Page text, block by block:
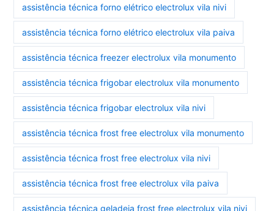
assistência técnica forno elétrico electrolux vila nivi
assistência técnica forno elétrico electrolux vila paiva
assistência técnica freezer electrolux vila monumento
assistência técnica frigobar electrolux vila monumento
assistência técnica frigobar electrolux vila nivi
assistência técnica frost free electrolux vila monumento
assistência técnica frost free electrolux vila nivi
assistência técnica frost free electrolux vila paiva
assistência técnica geladeia frost free electrolux vila nivi